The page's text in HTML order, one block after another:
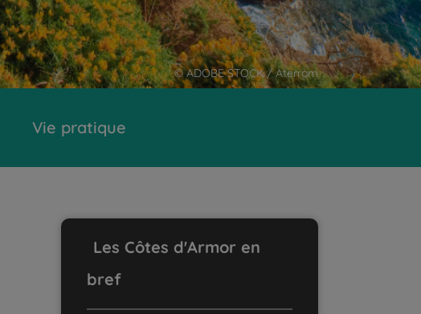
© ADOBE STOCK / Aterrom
Vie pratique
Les Côtes d'Armor en
bref